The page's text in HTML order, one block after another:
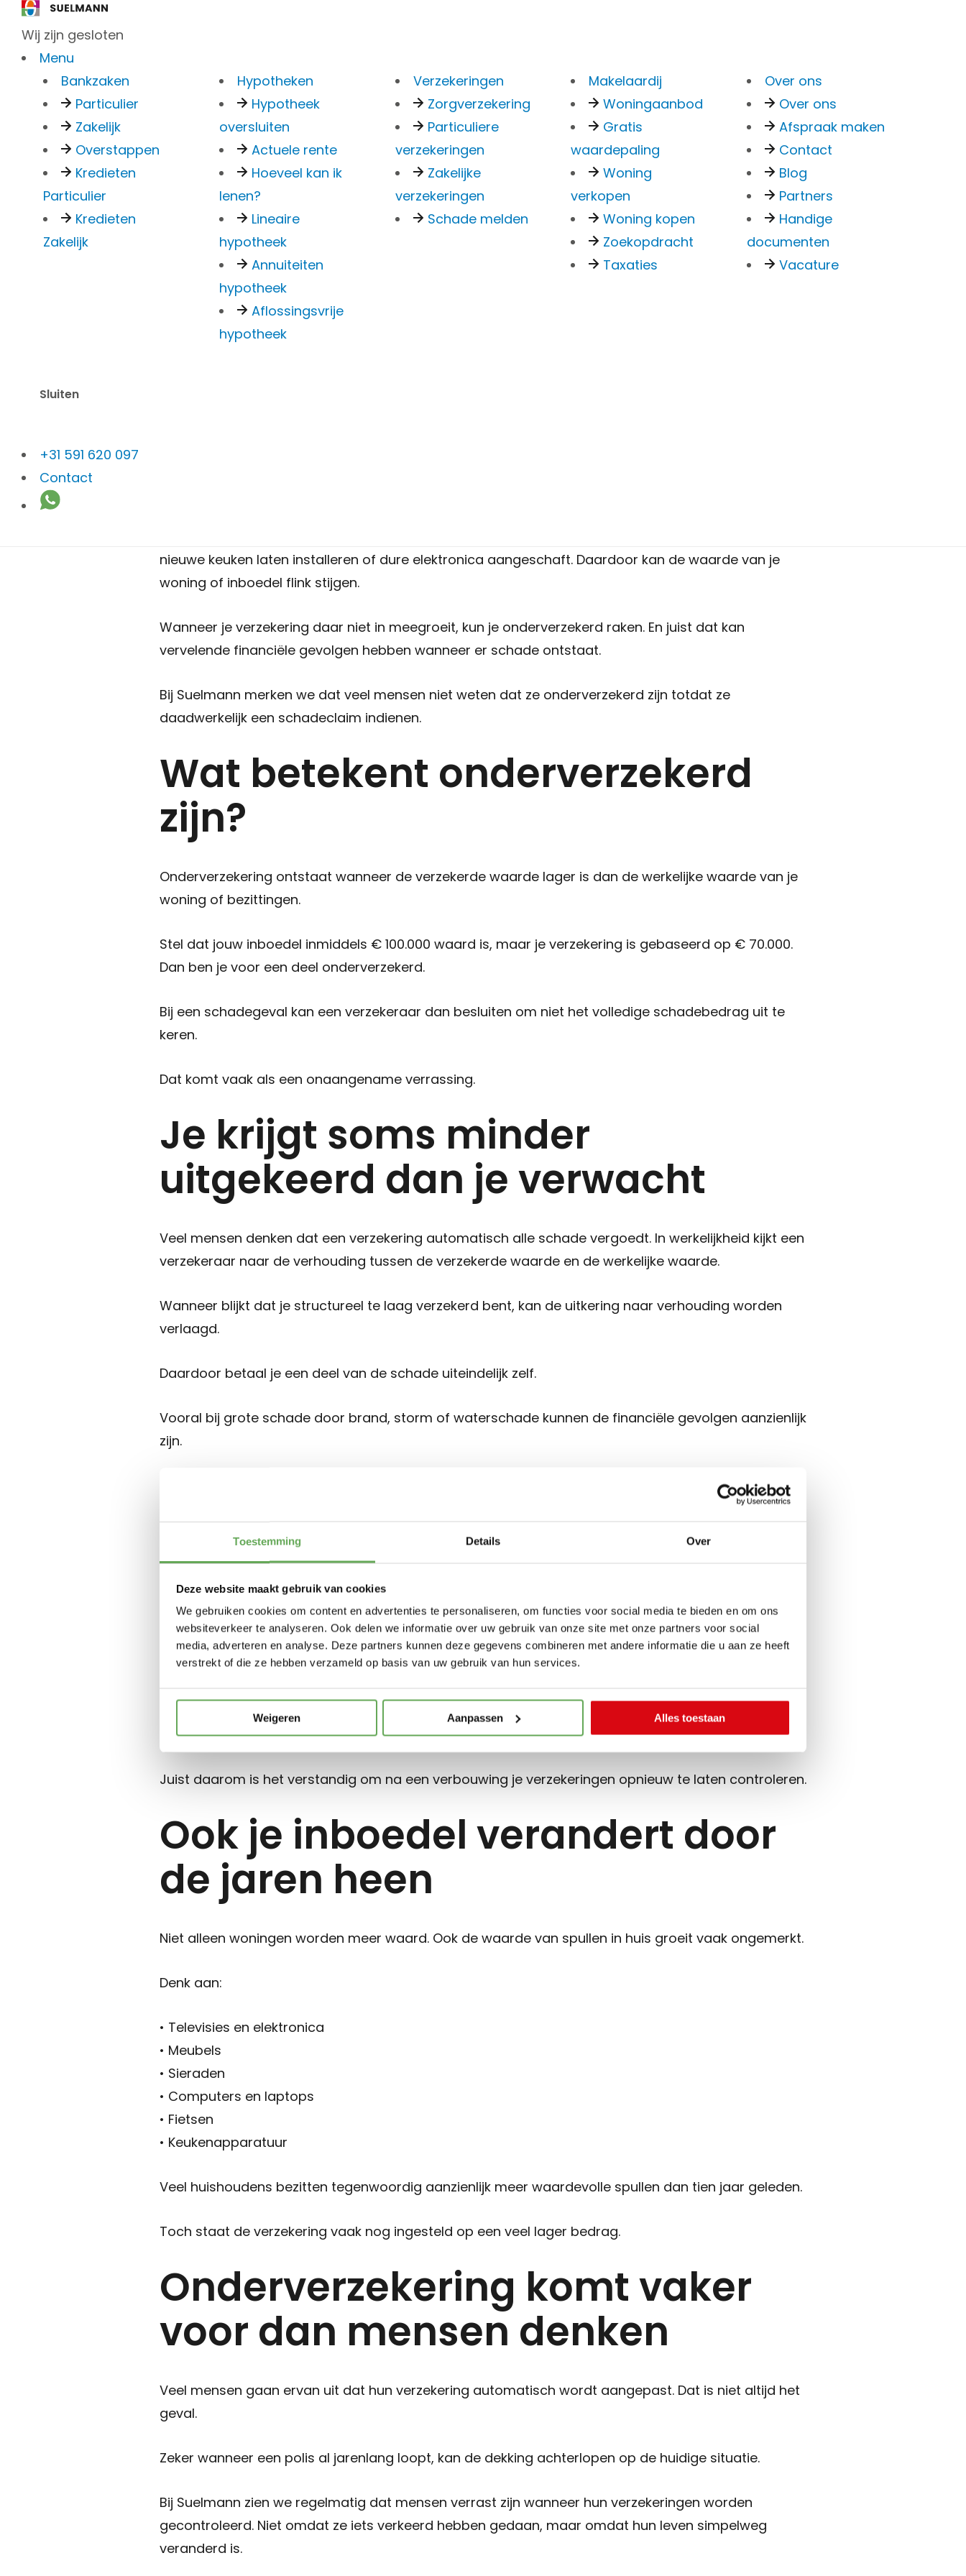
Toestemming Details Over
Deze website maakt gebruik van cookies
We gebruiken cookies om content en advertenties te personaliseren, om functies voor social media te bieden en om ons
websiteverkeer te analyseren. Ook delen we informatie over uw gebruik van onze site met onze partners voor social
media, adverteren en analyse. Deze partners kunnen deze gegevens combineren met andere informatie die u aan ze heeft
verstrekt of die ze hebben verzameld op basis van uw gebruik van hun services.
Weigeren Aanpassen Alles toestaan
Wij zijn gesloten
Menu
Bankzaken
Particulier
Zakelijk
Overstappen
Kredieten
Particulier
Kredieten
Zakelijk
Hypotheken
Hypotheek
oversluiten
Actuele rente
Hoeveel kan ik
lenen?
Lineaire
hypotheek
Annuiteiten
hypotheek
Aflossingsvrije
hypotheek
Verzekeringen
Zorgverzekering
Particuliere
verzekeringen
Zakelijke
verzekeringen
Schade melden
Makelaardij
Woningaanbod
Gratis
waardepaling
Woning
verkopen
Woning kopen
Zoekopdracht
Taxaties
Over ons
Over ons
Afspraak maken
Contact
Blog
Partners
Handige
documenten
Vacature
Sluiten
+31 591 620 097
Contact
Wat gebeurt er als je
onderverzekerd
bent?
nieuwe keuken laten installeren of dure elektronica aangeschaft. Daardoor kan de waarde van je
woning of inboedel flink stijgen.
Wanneer je verzekering daar niet in meegroeit, kun je onderverzekerd raken. En juist dat kan
vervelende financiële gevolgen hebben wanneer er schade ontstaat.
Bij Suelmann merken we dat veel mensen niet weten dat ze onderverzekerd zijn totdat ze
daadwerkelijk een schadeclaim indienen.
Wat betekent onderverzekerd
zijn?
Onderverzekering ontstaat wanneer de verzekerde waarde lager is dan de werkelijke waarde van je
woning of bezittingen.
Stel dat jouw inboedel inmiddels € 100.000 waard is, maar je verzekering is gebaseerd op € 70.000.
Dan ben je voor een deel onderverzekerd.
Bij een schadegeval kan een verzekeraar dan besluiten om niet het volledige schadebedrag uit te
keren.
Dat komt vaak als een onaangename verrassing.
Je krijgt soms minder
uitgekeerd dan je verwacht
Veel mensen denken dat een verzekering automatisch alle schade vergoedt. In werkelijkheid kijkt een
verzekeraar naar de verhouding tussen de verzekerde waarde en de werkelijke waarde.
Wanneer blijkt dat je structureel te laag verzekerd bent, kan de uitkering naar verhouding worden
verlaagd.
Daardoor betaal je een deel van de schade uiteindelijk zelf.
Vooral bij grote schade door brand, storm of waterschade kunnen de financiële gevolgen aanzienlijk
zijn.
Verbouwingen vergroten het
risico op onderverzekering
Een veelvoorkomende oorzaak van onderverzekering is een verbouwing.
Misschien heb je een nieuwe keuken geplaatst, een uitbouw gerealiseerd of zonnepanelen laten
installeren. Dat verhoogt vaak de waarde van de woning aanzienlijk.
Wanneer de verzekering niet wordt aangepast, ontstaat er een verschil tussen de werkelijke waarde
en de verzekerde waarde.
Juist daarom is het verstandig om na een verbouwing je verzekeringen opnieuw te laten controleren.
Ook je inboedel verandert door
de jaren heen
Niet alleen woningen worden meer waard. Ook de waarde van spullen in huis groeit vaak ongemerkt.
Denk aan:
• Televisies en elektronica
• Meubels
• Sieraden
• Computers en laptops
• Fietsen
• Keukenapparatuur
Veel huishoudens bezitten tegenwoordig aanzienlijk meer waardevolle spullen dan tien jaar geleden.
Toch staat de verzekering vaak nog ingesteld op een veel lager bedrag.
Onderverzekering komt vaker
voor dan mensen denken
Veel mensen gaan ervan uit dat hun verzekering automatisch wordt aangepast. Dat is niet altijd het
geval.
Zeker wanneer een polis al jarenlang loopt, kan de dekking achterlopen op de huidige situatie.
Bij Suelmann zien we regelmatig dat mensen verrast zijn wanneer hun verzekeringen worden
gecontroleerd. Niet omdat ze iets verkeerd hebben gedaan, maar omdat hun leven simpelweg
veranderd is.
Bankzaken
Particulier
Overstappen
Kredieten Particulier
Kredieten Zakelijk
Hypotheken
Schade melden
Woningaanbod
Woning kopen
Over ons
Blog
Vacature
Sluiten